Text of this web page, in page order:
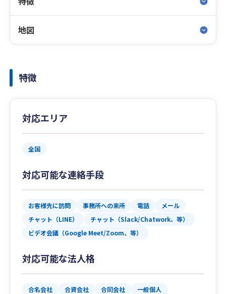
地図
特徴
対応エリア
全国
対応可能な連絡手段
お客様先に訪問 事務所への来所 電話
メール
チャット（LINE）
チャット（Slack/Chatwork、等）
ビデオ会議（Google Meet/Zoom、等）
対応可能な法人格
合名会社 合資会社 合同会社
一般個人